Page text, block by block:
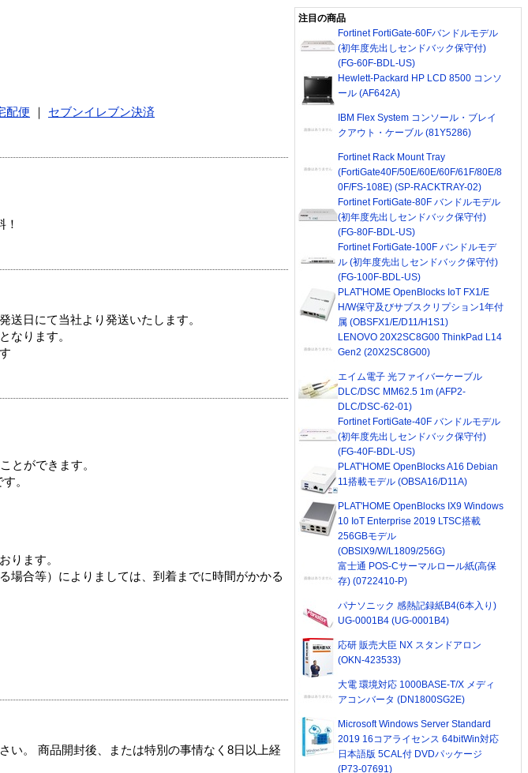
配便
セブンイレブン決済
送日にて当社より発送いたします。
なります。
とができます。
。
ります。
場合等）によりましては、到着までに時間がかかる
い。 商品開封後、または特別の事情なく8日以上経
注目の商品
Fortinet FortiGate-60Fバンドルモデル
(初年度先出しセンドバック保守付)
(FG-60F-BDL-US)
Hewlett-Packard HP LCD 8500 コンソ
ール (AF642A)
IBM Flex System コンソール・ブレイ
クアウト・ケーブル (81Y5286)
Fortinet Rack Mount Tray
(FortiGate40F/50E/60E/60F/61F/80E/8
0F/FS-108E) (SP-RACKTRAY-02)
Fortinet FortiGate-80F バンドルモデル
(初年度先出しセンドバック保守付)
(FG-80F-BDL-US)
Fortinet FortiGate-100F バンドルモデ
ル (初年度先出しセンドバック保守付)
(FG-100F-BDL-US)
PLAT'HOME OpenBlocks IoT FX1/E
H/W保守及びサブスクリプション1年付
属 (OBSFX1/E/D11/H1S1)
LENOVO 20X2SC8G00 ThinkPad L14
Gen2 (20X2SC8G00)
エイム電子 光ファイバーケーブル
DLC/DSC MM62.5 1m (AFP2-
DLC/DSC-62-01)
Fortinet FortiGate-40F バンドルモデル
(初年度先出しセンドバック保守付)
(FG-40F-BDL-US)
PLAT'HOME OpenBlocks A16 Debian
11搭載モデル (OBSA16/D11A)
PLAT'HOME OpenBlocks IX9 Windows
10 IoT Enterprise 2019 LTSC搭載
256GBモデル
(OBSIX9/W/L1809/256G)
富士通 POS-Cサーマルロール紙(高保
存) (0722410-P)
パナソニック 感熱記録紙B4(6本入り)
UG-0001B4 (UG-0001B4)
応研 販売大臣 NX スタンドアロン
(OKN-423533)
大電 環境対応 1000BASE-T/X メディ
アコンバータ (DN1800SG2E)
Microsoft Windows Server Standard
2019 16コアライセンス 64bitWin対応
日本語版 5CAL付 DVDパッケージ
(P73-07691)